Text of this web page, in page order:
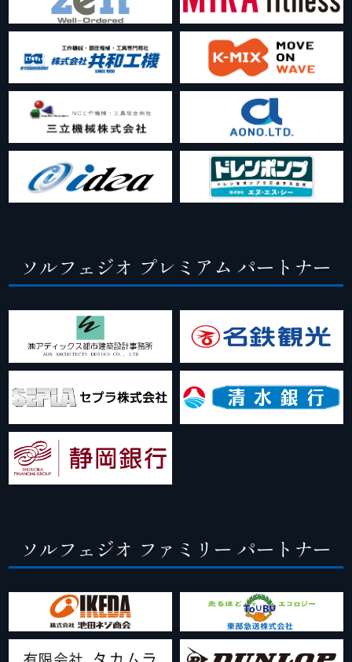
ソルフェジオ プレミアム パートナー
ソルフェジオ ファミリー パートナー